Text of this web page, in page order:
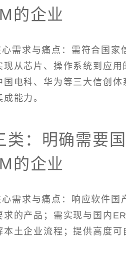
的企业
心需求与痛点：需符合国家
现从芯片、操作系统到应
国电科、华为等三大信创
能力。
类：明确需要
的企业
心需求与痛点：响应软件国
求的产品；需实现与国内
本土企业流程；提供高度